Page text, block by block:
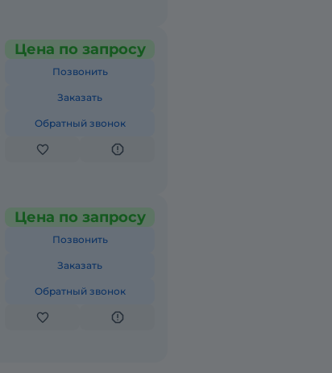
Цена по запросу
Позвонить
Заказать
Обратный звонок
Цена по запросу
Позвонить
Заказать
Обратный звонок